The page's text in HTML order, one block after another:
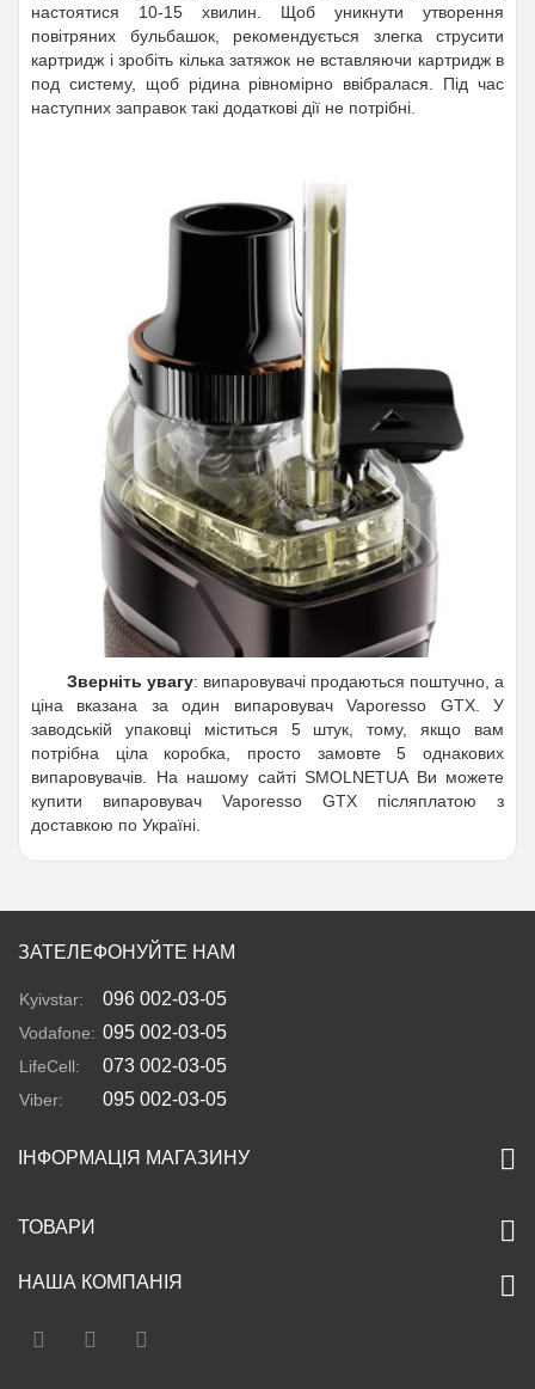
настоятися 10-15 хвилин. Щоб уникнути утворення
повітряних бульбашок, рекомендується злегка струсити
картридж і зробіть кілька затяжок не вставляючи картридж в
под систему, щоб рідина рівномірно ввібралася. Під час
наступних заправок такі додаткові дії не потрібні.
Зверніть увагу: випаровувачі продаються поштучно, а
ціна вказана за один випаровувач Vaporesso GTX. У
заводській упаковці міститься 5 штук, тому, якщо вам
потрібна ціла коробка, просто замовте 5 однакових
випаровувачів. На нашому сайті SMOLNETUA Ви можете
купити випаровувач Vaporesso GTX післяплатою з
доставкою по Україні.
ЗАТЕЛЕФОНУЙТЕ НАМ
Kyivstar: 096 002-03-05
Vodafone: 095 002-03-05
LifeCell: 073 002-03-05
Viber: 095 002-03-05
ІНФОРМАЦІЯ МАГАЗИНУ
ТОВАРИ
НАША КОМПАНІЯ